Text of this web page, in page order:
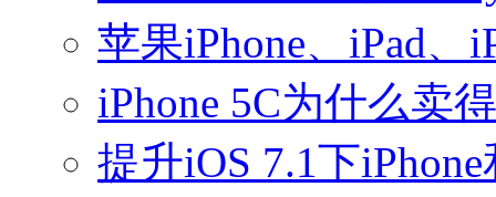
苹果iPhone、iPad、
iPhone 5C为什么卖
提升iOS 7.1下